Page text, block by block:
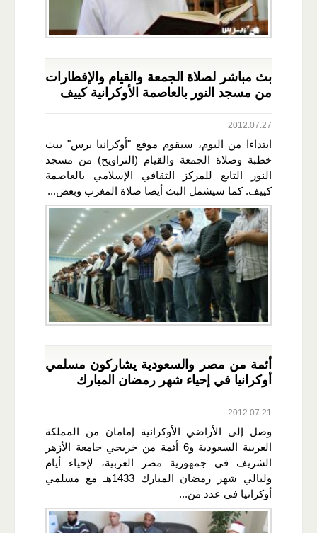
بث مباشر لصلاة الجمعة والقيام والإفطارات
من مسجد النور بالعاصمة الأوكرانية كييف
2012.07.27
ابتداءا من اليوم، سيقوم موقع "أوكرانيا برس" ببث
خطبة وصلاة الجمعة والقيام (التراويح) من مسجد
النور التابع للمركز الثقافي الإسلامي بالعاصمة
كييف. كما سيشمل البث أيضا صلاة المغرب وبعض...
أئمة من مصر والسعودية يشاركون مسلمي
أوكرانيا في إحياء شهر رمضان المبارك
2012.07.21
وصل إلى الأراضي الأوكرانية إمامان من المملكة
العربية السعودية و6 أئمة من خريجي جامعة الأزهر
الشريف في جمهورية مصر العربية، لإحياء أيام
وليالي شهر رمضان المبارك 1433هـ مع مسلمي
أوكرانيا في عدد من...